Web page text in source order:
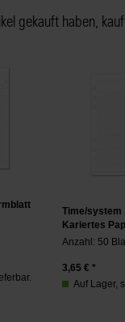
gekauft haben,
Time/system
Kariertes
Anzahl: 50
3,65 € *
Auf Lager,